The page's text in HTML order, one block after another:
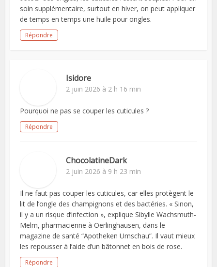
soin supplémentaire, surtout en hiver, on peut appliquer
de temps en temps une huile pour ongles.
Répondre
Isidore
2 juin 2026 à 2 h 16 min
Pourquoi ne pas se couper les cuticules ?
Répondre
ChocolatineDark
2 juin 2026 à 9 h 23 min
Il ne faut pas couper les cuticules, car elles protègent le
lit de l’ongle des champignons et des bactéries. « Sinon,
il y a un risque d’infection », explique Sibylle Wachsmuth-
Melm, pharmacienne à Oerlinghausen, dans le
magazine de santé “Apotheken Umschau”. Il vaut mieux
les repousser à l’aide d’un bâtonnet en bois de rose.
Répondre